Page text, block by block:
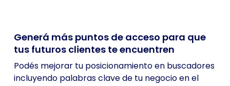
Generá más puntos de acceso para que
tus futuros clientes te encuentren
Podés mejorar tu posicionamiento en buscadores
incluyendo palabras clave de tu negocio en el